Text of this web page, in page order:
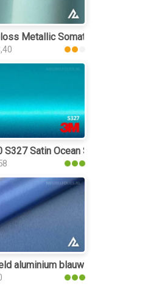
Metallic Somato Blue 3064
S327 Satin Ocean Shimmer
aluminium blauw interieurfolie